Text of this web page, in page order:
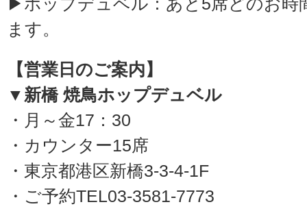
ます。
【営業日のご案内】
▼新橋 焼鳥ホップデュベル
・月～金17：30
・カウンター15席
・東京都港区新橋3-3-4-1F
・ご予約TEL03-3581-7773